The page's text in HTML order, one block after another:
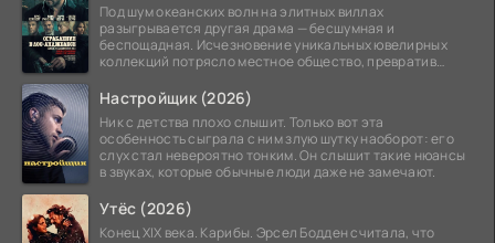
Под шум океанских волн на элитных виллах
разыгрывается другая драма — бесшумная и
беспощадная. Исчезновение уникальных ювелирных
коллекций потрясло местное общество, превратив
Настройщик (2026)
Ник с детства плохо слышит. Только вот эта
особенность сыграла с ним злую шутку наоборот: его
слух стал невероятно тонким. Он слышит такие нюансы
в звуках, которые обычные люди даже не замечают.
Утёс (2026)
Конец XIX века. Карибы. Эрсел Бодден считала, что